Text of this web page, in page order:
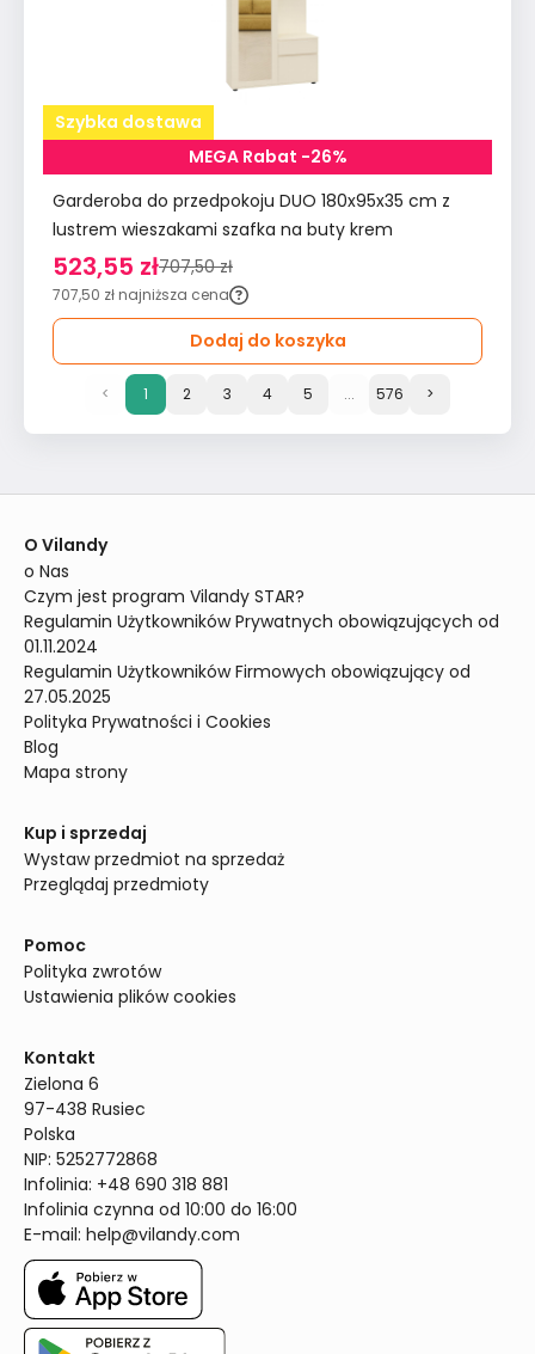
Szybka dostawa
MEGA Rabat -26%
Garderoba do przedpokoju DUO 180x95x35 cm z
lustrem wieszakami szafka na buty krem
523,55 zł707,50 zł
707,50 zł najniższa cena
Dodaj do koszyka
< 1 2 3 4 5 ... 576 >
O Vilandy
o Nas
Czym jest program Vilandy STAR?
Regulamin Użytkowników Prywatnych obowiązujących od
01.11.2024
Regulamin Użytkowników Firmowych obowiązujący od
27.05.2025
Polityka Prywatności i Cookies
Blog
Mapa strony
Kup i sprzedaj
Wystaw przedmiot na sprzedaż
Przeglądaj przedmioty
Pomoc
Polityka zwrotów
Ustawienia plików cookies
Kontakt
Zielona 6
97-438 Rusiec
Polska
NIP: 5252772868
Infolinia: +48 690 318 881
Infolinia czynna od 10:00 do 16:00
E-mail: help@vilandy.com